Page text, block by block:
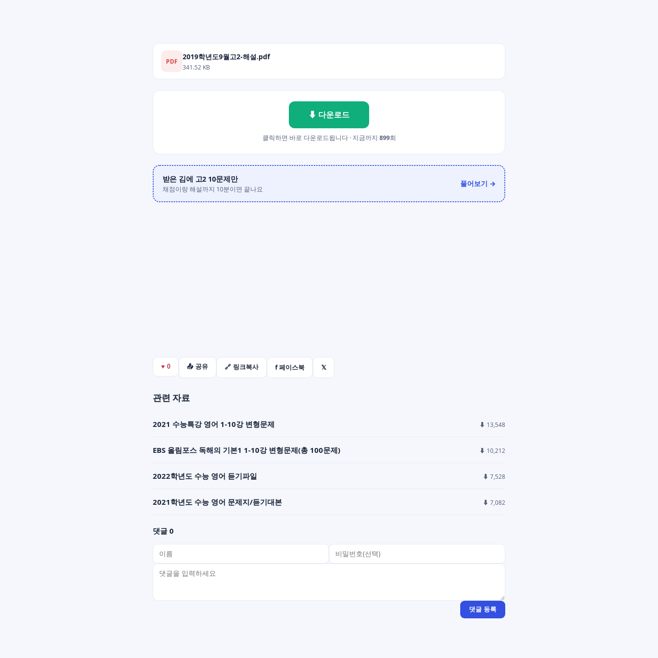
PDF 2019학년도9월고2-해설.pdf
341.52 KB
⬇ 다운로드
클릭하면 바로 다운로드됩니다 · 지금까지 899회
받은 김에 고2 10문제만
채점이랑 해설까지 10분이면 끝나요
풀어보기 →
♥ 0 📤 공유 🔗 링크복사 f 페이스북 𝕏
관련 자료
2021 수능특강 영어 1-10강 변형문제 ⬇ 13,548
EBS 올림포스 독해의 기본1 1-10강 변형문제(총 100문제) ⬇ 10,212
2022학년도 수능 영어 듣기파일 ⬇ 7,528
2021학년도 수능 영어 문제지/듣기대본 ⬇ 7,082
댓글 0
이름
비밀번호(선택)
댓글 내용
댓글 등록